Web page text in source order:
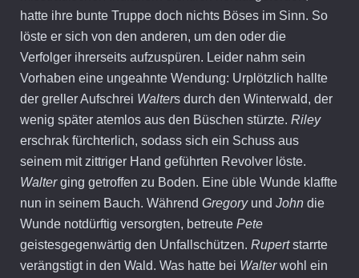
hatte ihre bunte Truppe doch nichts Böses im Sinn. So
löste er sich von den anderen, um den oder die
Verfolger ihrerseits aufzuspüren. Leider nahm sein
Vorhaben eine ungeahnte Wendung: Urplötzlich hallte
der greller Aufschrei Walters durch den Winterwald, der
wenig später atemlos aus den Büschen stürzte. Riley
erschrak fürchterlich, sodass sich ein Schuss aus
seinem mit zittriger Hand geführten Revolver löste.
Walterging getroffen zu Boden. Eine üble Wunde klaffte
nun in seinem Bauch. Während Gregoryund Johndie
Wunde notdürftig versorgten, betreute Pete
geistesgegenwärtig den Unfallschützen. Rupertstarrte
verängstigt in den Wald. Was hatte bei Walterwohl ein